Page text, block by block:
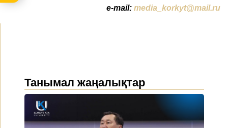
e-mail: media_korkyt@mail.ru
Танымал жаңалықтар